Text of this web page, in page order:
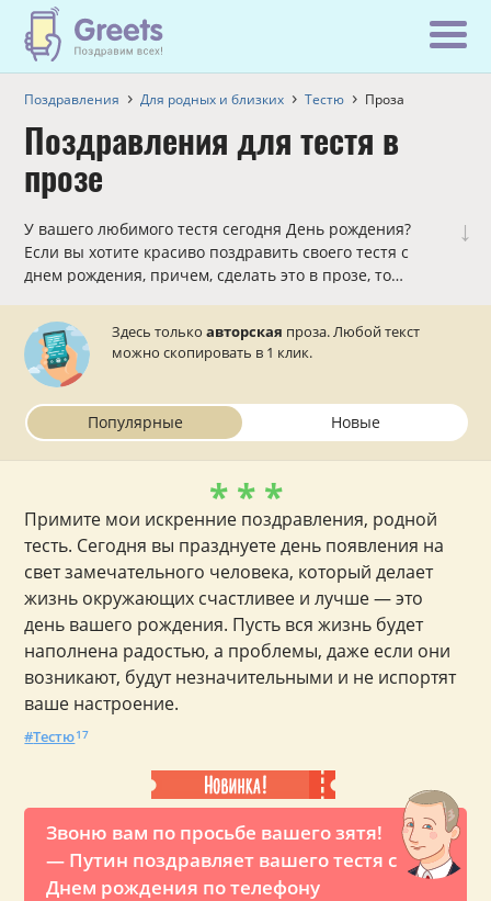
Поздравления Для родных и близких Тестю Проза
Поздравления для тестя в
прозе
↓
У вашего любимого тестя сегодня День рождения?
Если вы хотите красиво поздравить своего тестя с
днем рождения, причем, сделать это в прозе, то
Здесь толькоавторская проза. Любой текст
можно скопировать в 1 клик.
Популярные Новые
Звоню вам по просьбе вашего зятя!
— Путин поздравляет вашего тестя с
Днем рождения по телефону
* * *
Примите мои искренние поздравления, родной
тесть. Сегодня вы празднуете день появления на
свет замечательного человека, который делает
жизнь окружающих счастливее и лучше — это
день вашего рождения. Пусть вся жизнь будет
наполнена радостью, а проблемы, даже если они
возникают, будут незначительными и не испортят
ваше настроение.
Тестю17